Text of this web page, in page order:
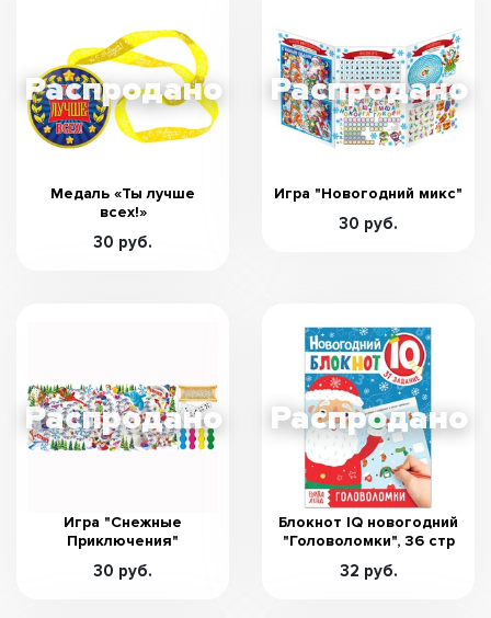
Медаль «Ты лучше
всех!»
30 руб.
Игра "Новогодний микс"
30 руб.
Игра "Снежные
Приключения"
30 руб.
Блокнот IQ новогодний
"Головоломки", 36 стр
32 руб.